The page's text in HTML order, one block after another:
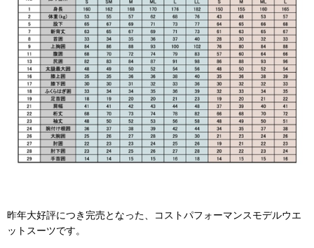
昨年大好評につき完売となった、コストパフォーマンスモデルウエ
ットスーツです。